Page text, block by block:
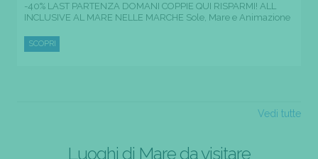
-40% LAST PARTENZA DOMANI COPPIE QUI RISPARMI! ALL
INCLUSIVE AL MARE NELLE MARCHE Sole, Mare e Animazione
SCOPRI
Vedi tutte
Luoghi di Mare da visitare